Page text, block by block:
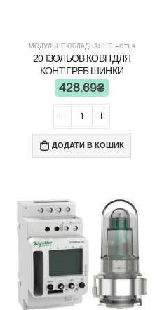
МОДУЛЬНЕ ОБЛАДНАННЯ ACTI 9
20 ІЗОЛЬОВ.КОВП.ДЛЯ
КОНТ.ГРЕБ.ШИНКИ
428.69₴
ДОДАТИ В КОШИК